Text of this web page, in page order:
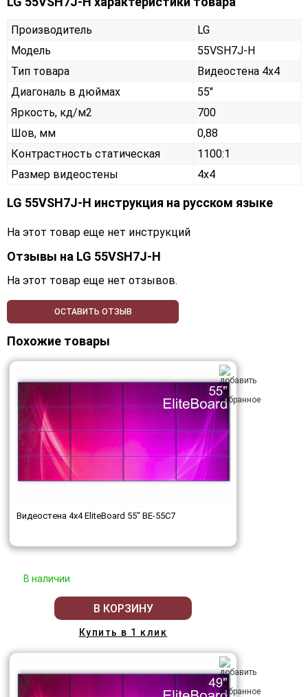
Производитель
LG
Модель
55VSH7J-H
Тип товара
Видеостена 4х4
Диагональ в дюймах
55"
Яркость, кд/м2
700
Шов, мм
0,88
Контрастность статическая
1100:1
Размер видеостены
4x4
LG 55VSH7J-H инструкция на русском языке
На этот товар еще нет инструкций
Отзывы на LG 55VSH7J-H
На этот товар еще нет отзывов.
ОСТАВИТЬ ОТЗЫВ
Похожие товары
Видеостена 4x4 EliteBoard 55" BE-55C7
В наличии
В КОРЗИНУ
Купить в 1 клик